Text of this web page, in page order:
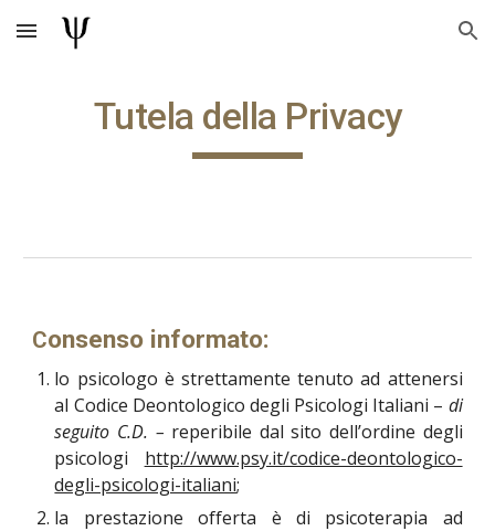
Skip to main content Skip to navigation
Tutela della Privacy
Consenso informato:
lo psicologo è strettamente tenuto ad attenersi
al Codice Deontologico degli Psicologi Italiani – di
seguito C.D. – reperibile dal sito dell’ordine degli
psicologi
http://www.psy.it/codice-deontologico-
degli-psicologi-italiani;
la prestazione offerta è di psicoterapia ad